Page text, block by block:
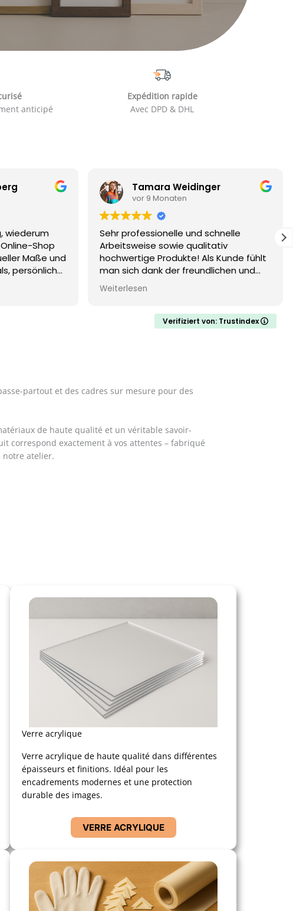
anticipé
Expédition rapide
Avec DPD & DHL
wiederum
Shop
Maße und
persönliche
über den
(auch
Tamara Weidinger
vor 9 Monaten
Sehr professionelle und schnelle
Arbeitsweise sowie qualitativ
hochwertige Produkte! Als Kunde fühlt
man sich dank der freundlichen und
kompetenten Beratung rundum gut
aufgehoben. Wir haben bereits zum
künftig unsere Passepartouts gerne
wieder bei Ihnen bestellen. Vielen Dank
Weiterlesen
Verifiziert von: Trustindex
partout et des cadres sur mesure pour des
de haute qualité et un véritable savoir-
correspond exactement à vos attentes – fabriqué
notre atelier.
Verre acrylique
Verre acrylique de haute qualité dans différentes
épaisseurs et finitions. Idéal pour les
encadrements modernes et une protection
durable des images.
VERRE ACRYLIQUE